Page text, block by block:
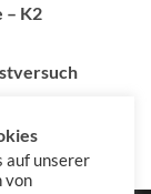
– K2
auf unserer
von